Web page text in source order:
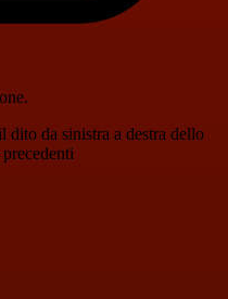
da sinistra a destra dello